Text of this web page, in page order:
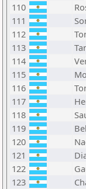
110
111
112
113
114
115
116
117
118
119
120
121
122
123